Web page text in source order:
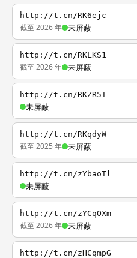
http://t.cn/RK6ejc
截至 2026 年 未屏蔽
http://t.cn/RKLKS1
截至 2026 年 未屏蔽
http://t.cn/RKZR5T
未屏蔽
http://t.cn/RKqdyW
截至 2025 年 未屏蔽
http://t.cn/zYbaoTl
未屏蔽
http://t.cn/zYCqOXm
截至 2026 年 未屏蔽
http://t.cn/zHCqmpG